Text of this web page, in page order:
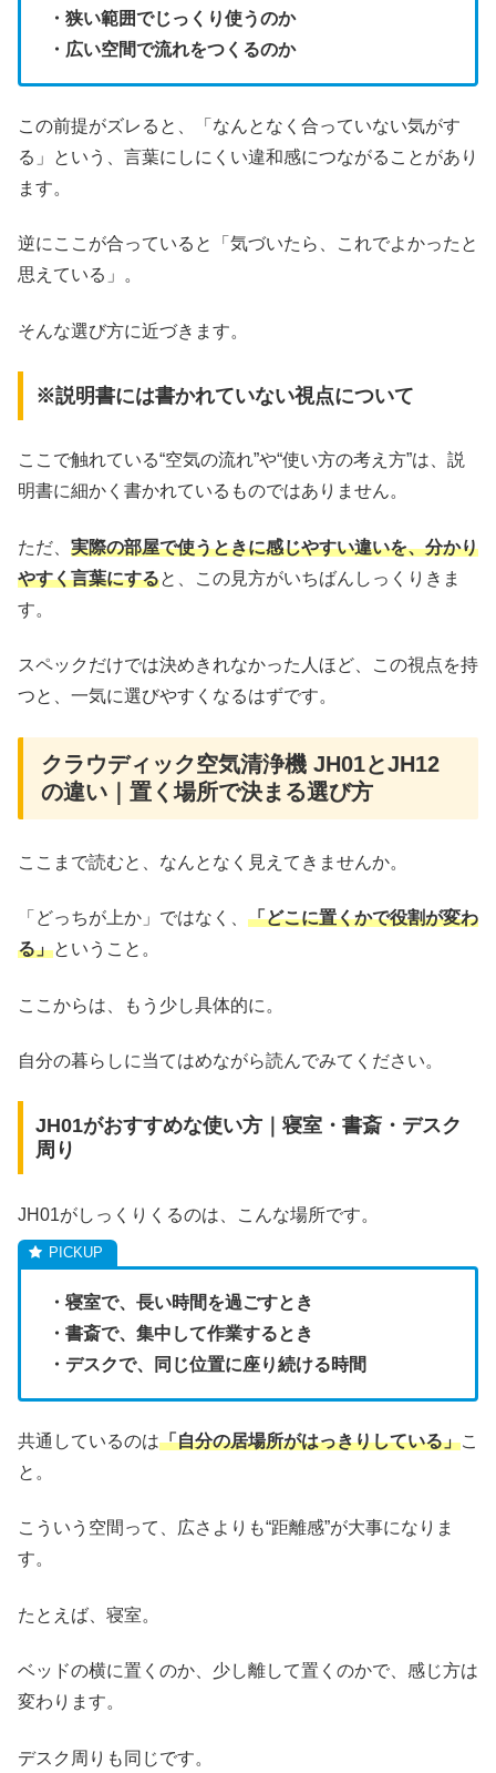
・狭い範囲でじっくり使うのか
・広い空間で流れをつくるのか
この前提がズレると、「なんとなく合っていない気がす
る」という、言葉にしにくい違和感につながることがあり
ます。
逆にここが合っていると「気づいたら、これでよかったと
思えている」。
そんな選び方に近づきます。
※説明書には書かれていない視点について
ここで触れている“空気の流れ”や“使い方の考え方”は、説
明書に細かく書かれているものではありません。
ただ、 実際の部屋で使うときに感じやすい違いを、分かり
やすく言葉にすると、この見方がいちばんしっくりきま
す。
スペックだけでは決めきれなかった人ほど、この視点を持
つと、一気に選びやすくなるはずです。
クラウディック空気清浄機 JH01とJH12
の違い｜置く場所で決まる選び方
ここまで読むと、なんとなく見えてきませんか。
「どっちが上か」ではなく、 「どこに置くかで役割が変わ
る」ということ。
ここからは、もう少し具体的に。
自分の暮らしに当てはめながら読んでみてください。
JH01がおすすめな使い方｜寝室・書斎・デスク
周り
JH01がしっくりくるのは、こんな場所です。
・寝室で、長い時間を過ごすとき
・書斎で、集中して作業するとき
・デスクで、同じ位置に座り続ける時間
共通しているのは「自分の居場所がはっきりしている」こ
と。
こういう空間って、広さよりも“距離感”が大事になりま
す。
たとえば、寝室。
ベッドの横に置くのか、少し離して置くのかで、感じ方は
変わります。
デスク周りも同じです。